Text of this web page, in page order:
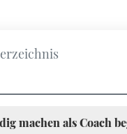
machen als Coach